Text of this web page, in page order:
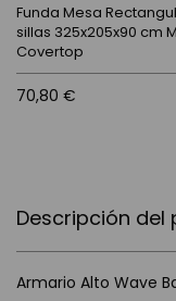
Descripción del
Armario Alto Wave
Funda Mesa
sillas 325x205x90 cm
Covertop
70,80 €